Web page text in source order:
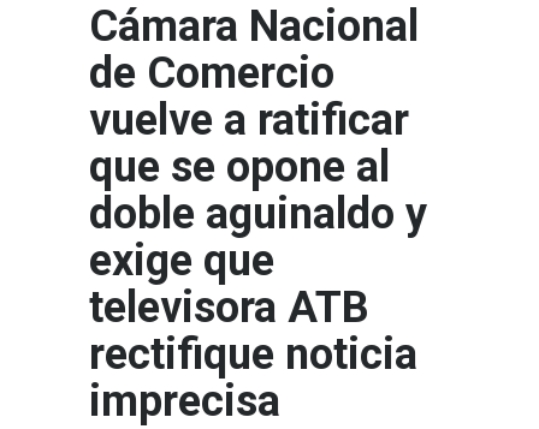
Cámara Nacional
de Comercio
vuelve a ratificar
que se opone al
doble aguinaldo y
exige que
televisora ATB
rectifique noticia
imprecisa